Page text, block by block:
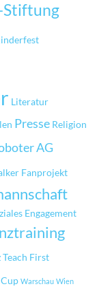
Stiftung
Literatur
Presse Religion
AG
Fanprojekt
Engagement
Teach First
Warschau Wien